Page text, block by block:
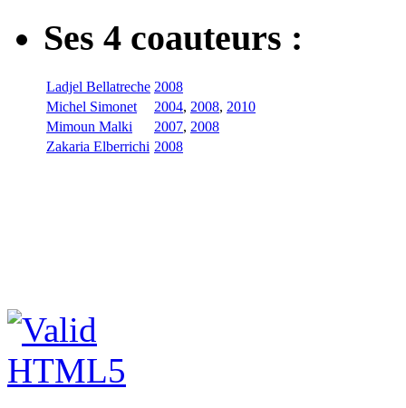
Ses 4 coauteurs :
Ladjel Bellatreche 2008
Michel Simonet
2004, 2008, 2010
Mimoun Malki
2007, 2008
Zakaria Elberrichi 2008